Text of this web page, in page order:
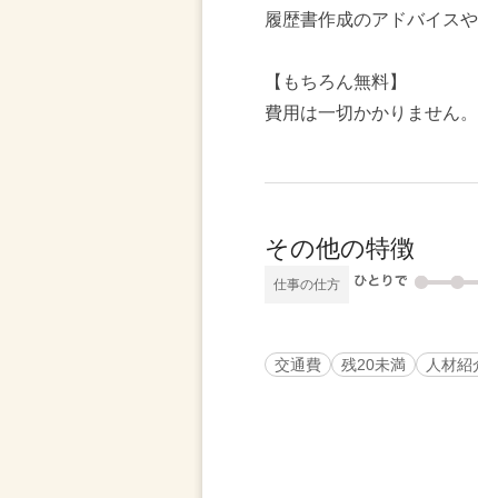
履歴書作成のアドバイス
【もちろん無料】
費用は一切かかりません。
その他の特徴
仕事の仕方
交通費 残20未満 人材紹